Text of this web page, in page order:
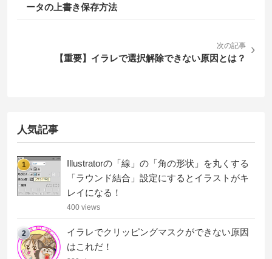
ータの上書き保存方法
次の記事
【重要】イラレで選択解除できない原因とは？
›
人気記事
1
Illustratorの「線」の「角の形状」を丸くする
「ラウンド結合」設定にするとイラストがキ
レイになる！
400 views
2
イラレでクリッピングマスクができない原因
はこれだ！